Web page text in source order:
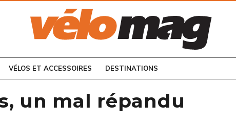
VÉLOS ET ACCESSOIRES DESTINATIONS
CONSULTEZ LES
un mal répandu